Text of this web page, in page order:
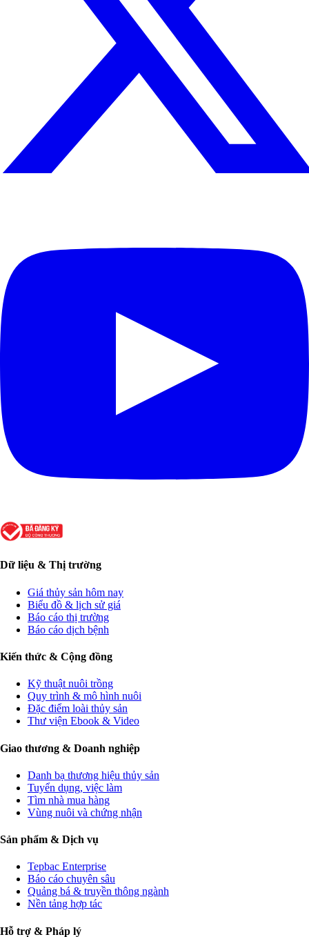
Dữ liệu & Thị trường
Giá thủy sản hôm nay
Biểu đồ & lịch sử giá
Báo cáo thị trường
Báo cáo dịch bệnh
Kiến thức & Cộng đồng
Kỹ thuật nuôi trồng
Quy trình & mô hình nuôi
Đặc điểm loài thủy sản
Thư viện Ebook & Video
Giao thương & Doanh nghiệp
Danh bạ thương hiệu thủy sản
Tuyển dụng, việc làm
Tìm nhà mua hàng
Vùng nuôi và chứng nhận
Sản phẩm & Dịch vụ
Tepbac Enterprise
Báo cáo chuyên sâu
Quảng bá & truyền thông ngành
Nền tảng hợp tác
Hỗ trợ & Pháp lý